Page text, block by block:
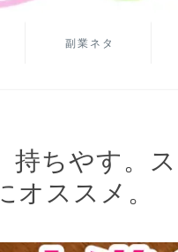
副業ネタ
持ちやす。
オススメ。